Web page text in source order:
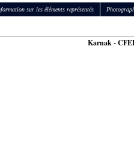
sur les éléments représentés